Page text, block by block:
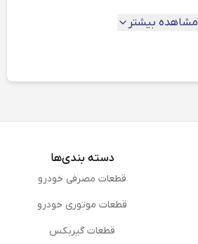
مشاهده بیشتر
دسته بندی‌ها
قطعات مصرفی خودرو
قطعات موتوری خودرو
قطعات گیربکس